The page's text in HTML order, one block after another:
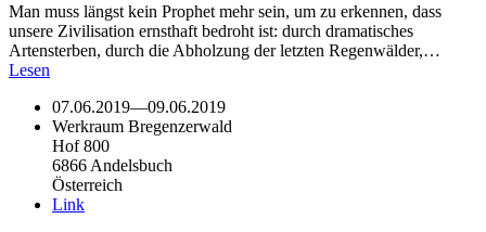
Man muss längst kein Prophet mehr sein, um zu erkennen, dass
unsere Zivilisation ernsthaft bedroht ist: durch dramatisches
Artensterben, durch die Abholzung der letzten Regenwälder,…
Lesen
07.06.2019—09.06.2019
Werkraum Bregenzerwald
Hof 800
6866 Andelsbuch
Österreich
Link